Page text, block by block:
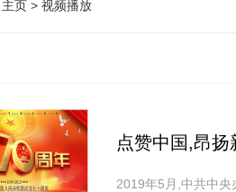
主页 > 视频播放
点赞中国,昂扬
2019年5月,中共中